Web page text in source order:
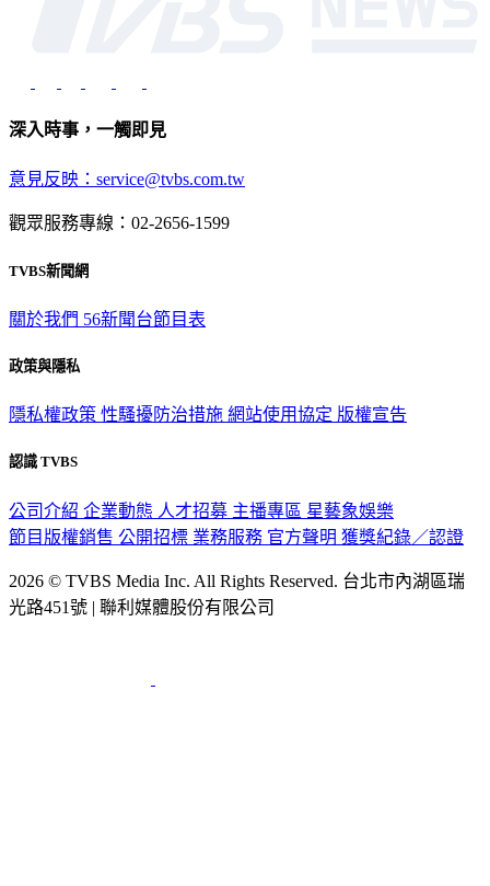
深入時事，一觸即見
意見反映：service@tvbs.com.tw
觀眾服務專線：02-2656-1599
TVBS新聞網
關於我們 56新聞台節目表
政策與隱私
隱私權政策 性騷擾防治措施 網站使用協定 版權宣告
認識 TVBS
公司介紹 企業動態 人才招募 主播專區 星藝象娛樂
節目版權銷售 公開招標 業務服務 官方聲明 獲獎紀錄／認證
2026 © TVBS Media Inc. All Rights Reserved. 台北市內湖區瑞
光路451號 | 聯利媒體股份有限公司